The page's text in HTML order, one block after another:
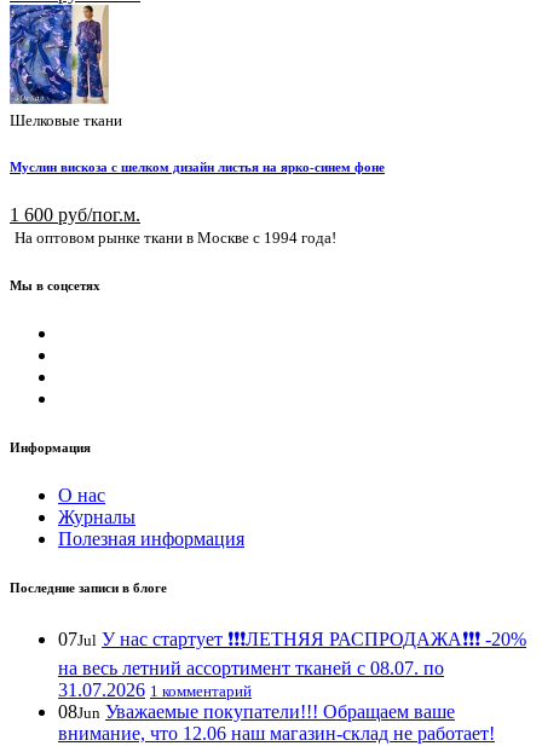
Шелковые ткани
Муслин вискоза с шелком дизайн листья на ярко-синем фоне
1 600 руб/пог.м.
На оптовом рынке ткани в Москве с 1994 года!
Мы в соцсетях
Информация
О нас
Журналы
Полезная информация
Последние записи в блоге
07Jul У нас стартует ❗️❗️❗️ЛЕТНЯЯ РАСПРОДАЖА❗️❗️❗️ -20%
на весь летний ассортимент тканей с 08.07. по
31.07.2026 1 комментарий
08Jun Уважаемые покупатели!!! Обращаем ваше
внимание, что 12.06 наш магазин-склад не работает!